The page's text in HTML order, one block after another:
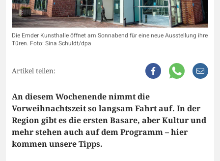
Die Emder Kunsthalle öffnet am Sonnabend für eine neue Ausstellung ihre
Türen. Foto: Sina Schuldt/dpa
Artikel teilen:
An diesem Wochenende nimmt die
Vorweihnachtszeit so langsam Fahrt auf. In der
Region gibt es die ersten Basare, aber Kultur und
mehr stehen auch auf dem Programm – hier
kommen unsere Tipps.